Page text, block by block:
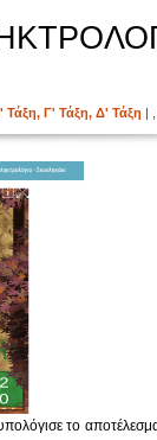
Τάξη, Γ' Τάξη, Δ' Τάξη |
το